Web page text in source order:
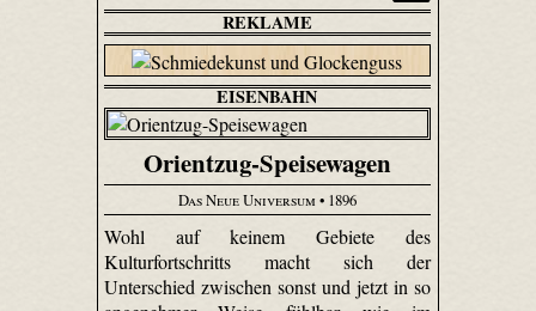
REKLAME
EISENBAHN
Orientzug-Speisewagen
Das Neue Universum • 1896
Wohl auf keinem Gebiete des
Kulturfortschritts macht sich der
Unterschied zwischen sonst und jetzt in so